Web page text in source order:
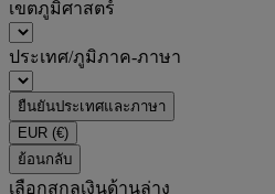
เขตภูมิศาสตร์
ประเทศ/ภูมิภาค-ภาษา
ยืนยันประเทศและภาษา
EUR (€)
ย้อนกลับ
เลือกสกุลเงินด้านล่าง